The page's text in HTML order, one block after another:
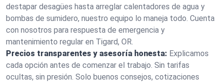
destapar desagües hasta arreglar calentadores de agua y
bombas de sumidero, nuestro equipo lo maneja todo. Cuenta
con nosotros para respuesta de emergencia y
mantenimiento regular en Tigard, OR.
Precios transparentes y asesoría honesta: Explicamos
cada opción antes de comenzar el trabajo. Sin tarifas
ocultas, sin presión. Solo buenos consejos, cotizaciones